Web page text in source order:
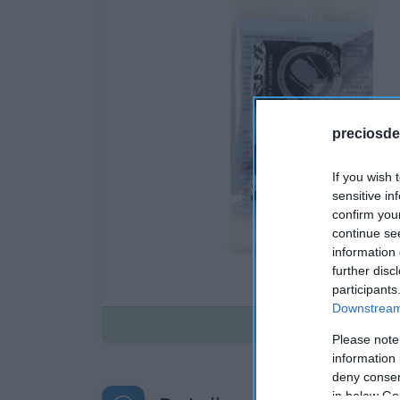
If you wish
sensitive
confirm
continue
information
further
Please
information
deny
in below